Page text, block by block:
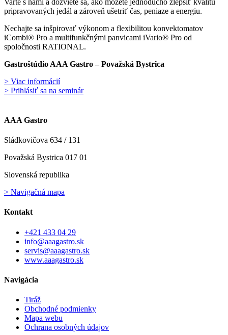
Varte s nami a dozviete sa, ako môžete jednoducho zlepšiť kvalitu
pripravovaných jedál a zároveň ušetriť čas, peniaze a energiu.
Nechajte sa inšpirovať výkonom a flexibilitou konvektomatov
iCombi® Pro a multifunkčnými panvicami iVario® Pro od
spoločnosti RATIONAL.
Gastroštúdio AAA Gastro – Považská Bystrica
> Viac informácií
> Prihlásiť sa na seminár
AAA Gastro
Sládkovičova 634 / 131
Považská Bystrica 017 01
Slovenská republika
> Navigačná mapa
Kontakt
+421 433 04 29
info@aaagastro.sk
servis@aaagastro.sk
www.aaagastro.sk
Navigácia
Tiráž
Obchodné podmienky
Mapa webu
Ochrana osobných údajov